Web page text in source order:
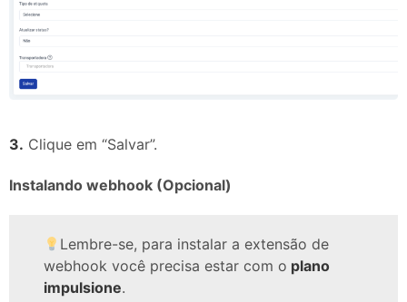
3. Clique em “Salvar”.
Instalando webhook (Opcional)
Lembre-se, para instalar a extensão de
webhook você precisa estar com o plano
impulsione.